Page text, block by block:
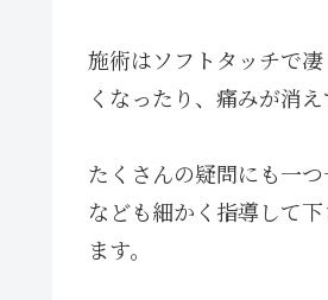
施術はソフトタッチで
くなったり、痛みが消
たくさんの疑問にも一
なども細かく指導して
ます。